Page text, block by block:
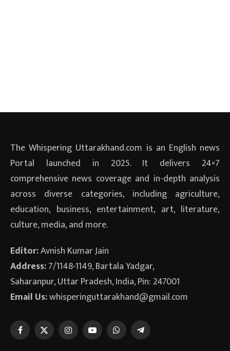
The Whispering Uttarakhand.com is an English news
Portal launched in 2025. It delivers 24×7
comprehensive news coverage and in-depth analysis
across diverse categories, including agriculture,
education, business, entertainment, art, literature,
culture, media, and more.
Editor:Avnish Kumar Jain
Address:7/1148-1149, Bartala Yadgar,
Saharanpur, Uttar Pradesh, India, Pin: 247001
Email Us:whisperinguttarakhand@gmail.com
Facebook
X
InstagramYouTubeWhatsAppTelegram